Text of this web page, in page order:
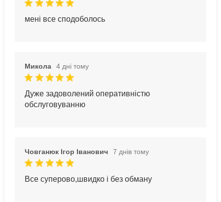
мені все сподоболось
Микола 4 дні тому
Дуже задоволений оперативністю
обслуговуванню
Човганюк Ігор Іванович 7 днів тому
Все суперово,швидко і без обману